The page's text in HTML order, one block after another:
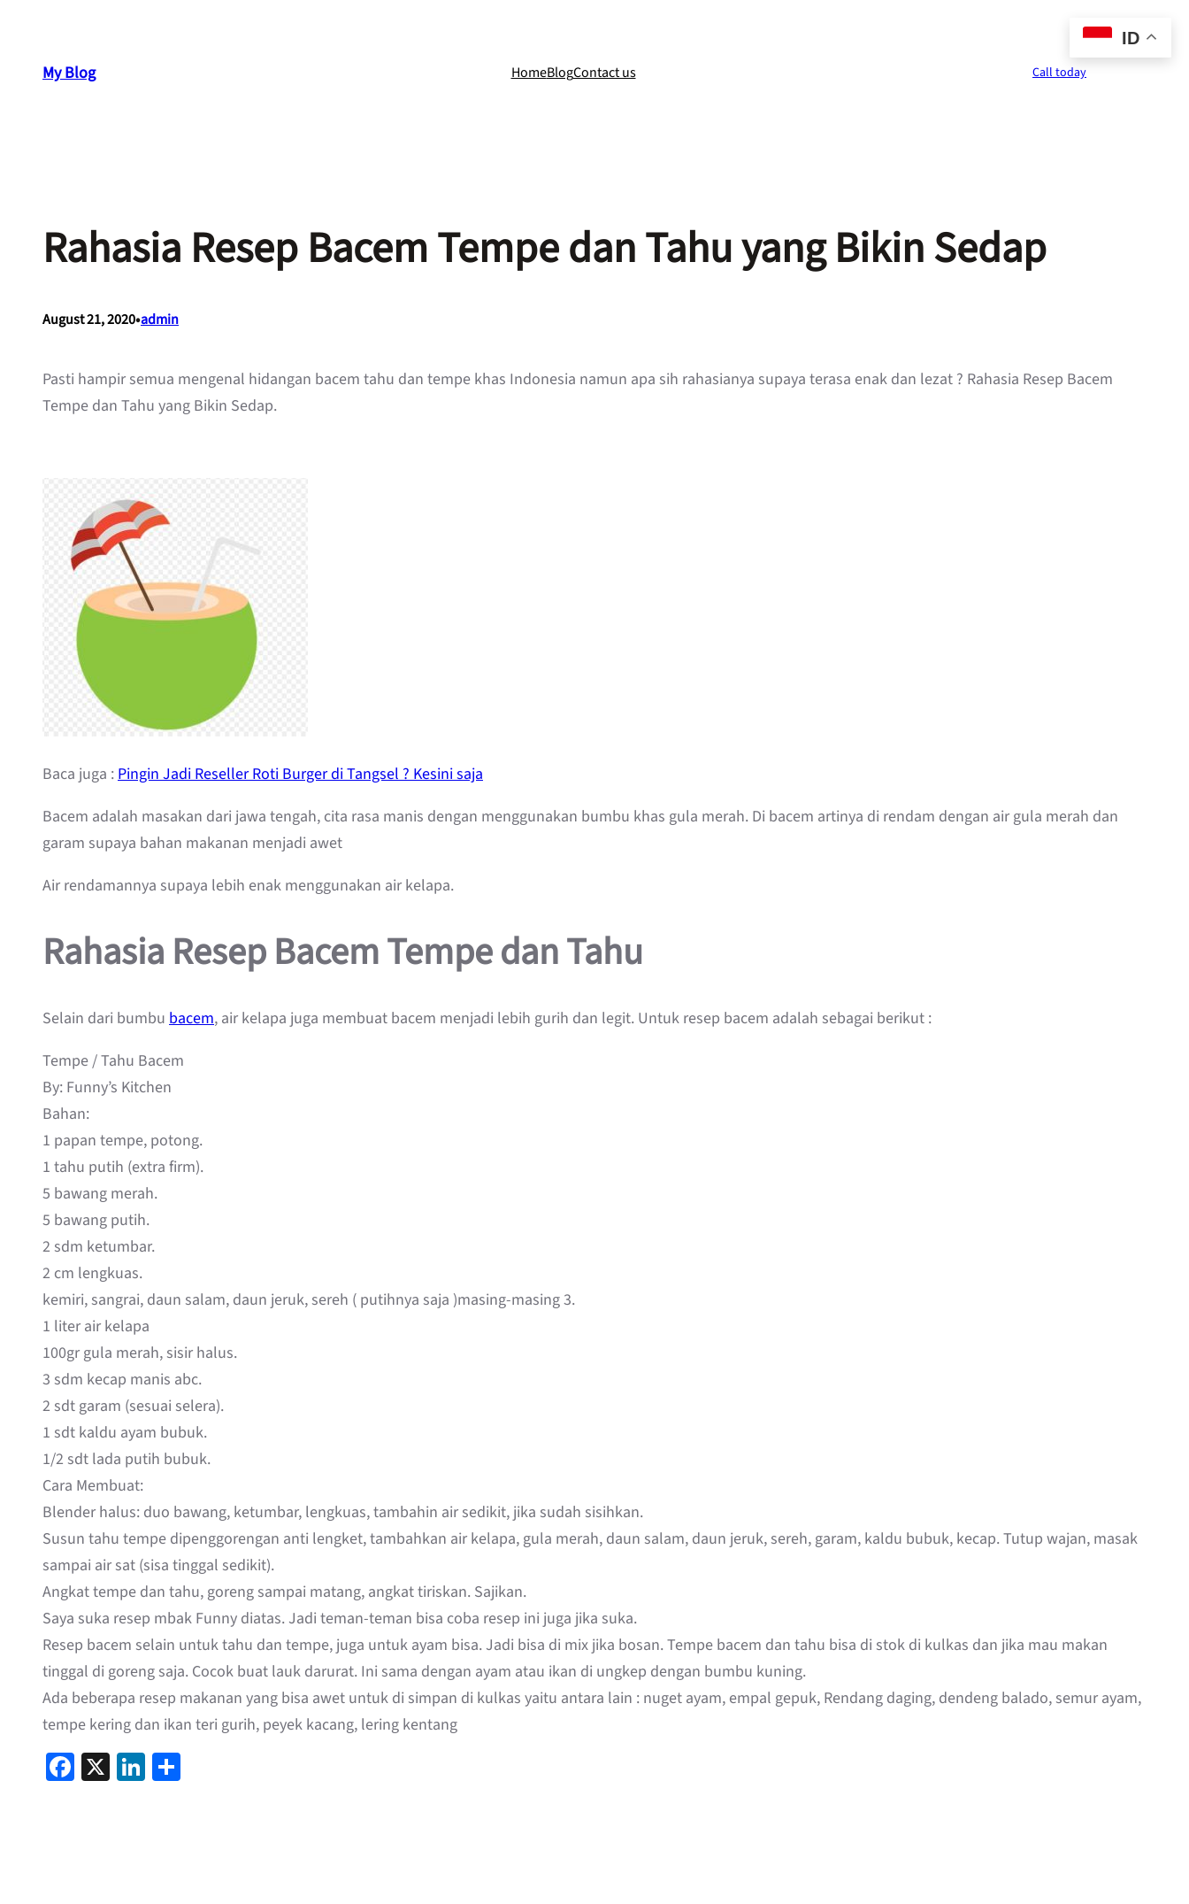
contentMy Blog HomeBlogContact us Call today
Rahasia Resep Bacem Tempe dan Tahu yang Bikin Sedap
August 21, 2020•admin
Pasti hampir semua mengenal hidangan bacem tahu dan tempe khas Indonesia namun apa sih rahasianya supaya terasa enak dan lezat ? Rahasia Resep Bacem
Tempe dan Tahu yang Bikin Sedap.
Baca juga :Pingin Jadi Reseller Roti Burger di Tangsel ? Kesini saja
Bacem adalah masakan dari jawa tengah, cita rasa manis dengan menggunakan bumbu khas gula merah. Di bacem artinya di rendam dengan air gula merah dan
garam supaya bahan makanan menjadi awet
Air rendamannya supaya lebih enak menggunakan air kelapa.
Rahasia Resep Bacem Tempe dan Tahu
Selain dari bumbu bacem, air kelapa juga membuat bacem menjadi lebih gurih dan legit. Untuk resep bacem adalah sebagai berikut :
Tempe / Tahu Bacem
By: Funny’s Kitchen
Bahan:
1 papan tempe, potong.
1 tahu putih (extra firm).
5 bawang merah.
5 bawang putih.
2 sdm ketumbar.
2 cm lengkuas.
kemiri, sangrai, daun salam, daun jeruk, sereh ( putihnya saja )masing-masing 3.
1 liter air kelapa
100gr gula merah, sisir halus.
3 sdm kecap manis abc.
2 sdt garam (sesuai selera).
1 sdt kaldu ayam bubuk.
1/2 sdt lada putih bubuk.
Cara Membuat:
Blender halus: duo bawang, ketumbar, lengkuas, tambahin air sedikit, jika sudah sisihkan.
Susun tahu tempe dipenggorengan anti lengket, tambahkan air kelapa, gula merah, daun salam, daun jeruk, sereh, garam, kaldu bubuk, kecap. Tutup wajan, masak
sampai air sat (sisa tinggal sedikit).
Angkat tempe dan tahu, goreng sampai matang, angkat tiriskan. Sajikan.
Saya suka resep mbak Funny diatas. Jadi teman-teman bisa coba resep ini juga jika suka.
Resep bacem selain untuk tahu dan tempe, juga untuk ayam bisa. Jadi bisa di mix jika bosan. Tempe bacem dan tahu bisa di stok di kulkas dan jika mau makan
tinggal di goreng saja. Cocok buat lauk darurat. Ini sama dengan ayam atau ikan di ungkep dengan bumbu kuning.
Ada beberapa resep makanan yang bisa awet untuk di simpan di kulkas yaitu antara lain : nuget ayam, empal gepuk, Rendang daging, dendeng balado, semur ayam,
tempe kering dan ikan teri gurih, peyek kacang, lering kentang
Facebook
X LinkedIn
ID